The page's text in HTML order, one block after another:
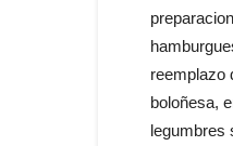
reemplazo
boloñesa,
legumbres